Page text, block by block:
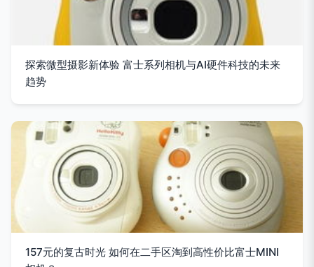
探索微型摄影新体验 富士系列相机与AI硬件科技的未来
趋势
157元的复古时光 如何在二手区淘到高性价比富士MINI